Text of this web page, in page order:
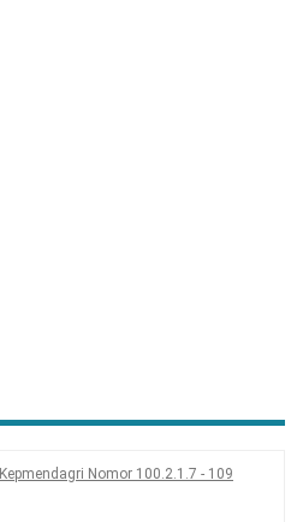
Kepmendagri Nomor 100.2.1.7 - 109